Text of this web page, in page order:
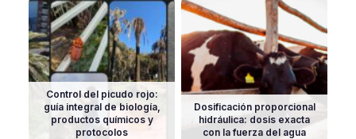
Control del picudo rojo:
guía integral de biología,
productos químicos y
protocolos
Dosificación proporcional
hidráulica: dosis exacta
con la fuerza del agua